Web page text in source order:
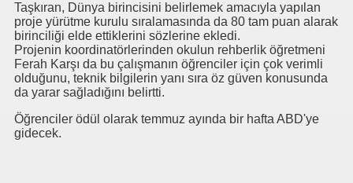
Taşkıran, Dünya birincisini belirlemek amacıyla yapılan
proje yürütme kurulu sıralamasında da 80 tam puan alarak
birinciliği elde ettiklerini sözlerine ekledi.
Projenin koordinatörlerinden okulun rehberlik öğretmeni
Ferah Karşı da bu çalışmanın öğrenciler için çok verimli
olduğunu, teknik bilgilerin yanı sıra öz güven konusunda
da yarar sağladığını belirtti.
Öğrenciler ödül olarak temmuz ayında bir hafta ABD'ye
gidecek.